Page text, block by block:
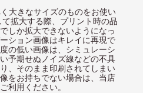
大きなサイズのものをお使い
拡大する際、プリント時の品
しか拡大できないようになっ
ション画像はキレイに再現で
の低い画像は、シミュレーシ
予期せぬノイズ線などの不具
、そのまま印刷されてしまい
をお持ちでない場合は、当店
利用ください。